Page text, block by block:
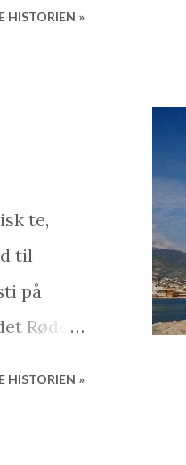
som
et
B...
HISTORIEN »
te,
til
på
Røde
HISTORIEN »